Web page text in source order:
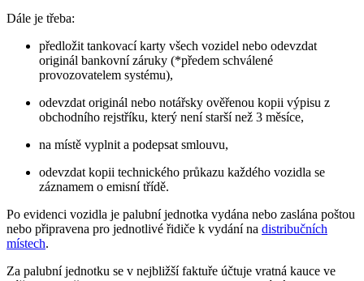
Dále je třeba:
předložit tankovací karty všech vozidel nebo odevzdat
originál bankovní záruky (*předem schválené
provozovatelem systému),
odevzdat originál nebo notářsky ověřenou kopii výpisu z
obchodního rejstříku, který není starší než 3 měsíce,
na místě vyplnit a podepsat smlouvu,
odevzdat kopii technického průkazu každého vozidla se
záznamem o emisní třídě.
Po evidenci vozidla je palubní jednotka vydána nebo zaslána poštou
nebo připravena pro jednotlivé řidiče k vydání na distribučních
místech.
Za palubní jednotku se v nejbližší faktuře účtuje vratná kauce ve